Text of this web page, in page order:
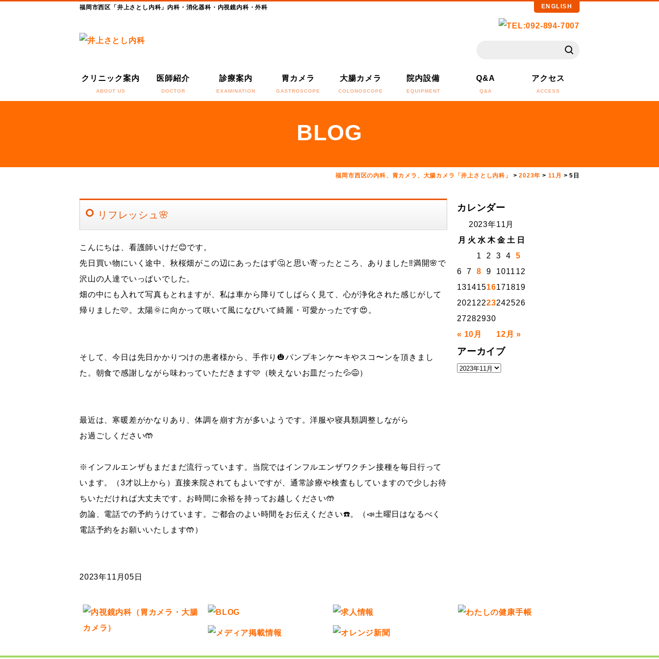
福岡市西区「井上さとし内科」内科・消化器科・内視鏡内科・外科 ENGLISH
クリニック案内
ABOUT US
医師紹介
DOCTOR
診療案内
EXAMINATION
胃カメラ
GASTROSCOPE
大腸カメラ
COLONOSCOPE
院内設備
EQUIPMENT
Q&A
Q&A
アクセス
ACCESS
BLOG
福岡市西区の内科、胃カメラ、大腸カメラ「井上さとし内科」 >2023年 > 11月 >5日
リフレッシュ🌸
こんにちは、看護師いけだ😊です。
先日買い物にいく途中、秋桜畑がこの辺にあったはず🤔と思い寄ったところ、ありました‼️満開🌸で
沢山の人達でいっぱいでした。
畑の中にも入れて写真もとれますが、私は車から降りてしばらく見て、心が浄化された感じがして
帰りました🩷。太陽🌞に向かって咲いて風になびいて綺麗・可愛かったです😍。
そして、今日は先日かかりつけの患者様から、手作り🎃パンプキンケ〜キやスコ〜ンを頂きまし
た。朝食で感謝しながら味わっていただきます🩷（映えないお皿だった💦😅）
最近は、寒暖差がかなりあり、体調を崩す方が多いようです。洋服や寝具類調整しながら
お過ごしください🤲
※インフルエンザもまだまだ流行っています。当院ではインフルエンザワクチン接種を毎日行って
います。（3才以上から）直接来院されてもよいですが、通常診療や検査もしていますので少しお待
ちいただければ大丈夫です。お時間に余裕を持ってお越しください🤲
勿論、電話での予約うけています。ご都合のよい時間をお伝えください☎️。（📣土曜日はなるべく
電話予約をお願いいたします🤲）
2023年11月05日
カレンダー
2023年11月
月 火 水 木 金 土 日
« 10月 12月 »
1 2 3 4
5
6
7 8 9 1011 12
13141516171819
20212223242526
27282930
アーカイブ
ア